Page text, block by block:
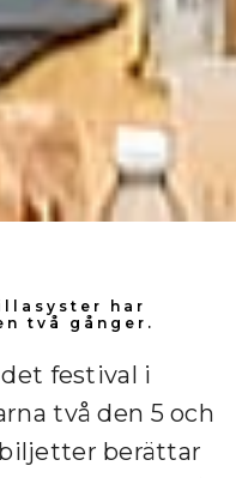
har
två gånger.
festival i
två den 5 och
berättar